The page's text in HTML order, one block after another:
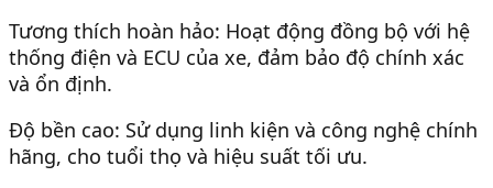
Tương thích hoàn hảo: Hoạt động đồng bộ với hệ
thống điện và ECU của xe, đảm bảo độ chính xác
và ổn định.
Độ bền cao: Sử dụng linh kiện và công nghệ chính
hãng, cho tuổi thọ và hiệu suất tối ưu.